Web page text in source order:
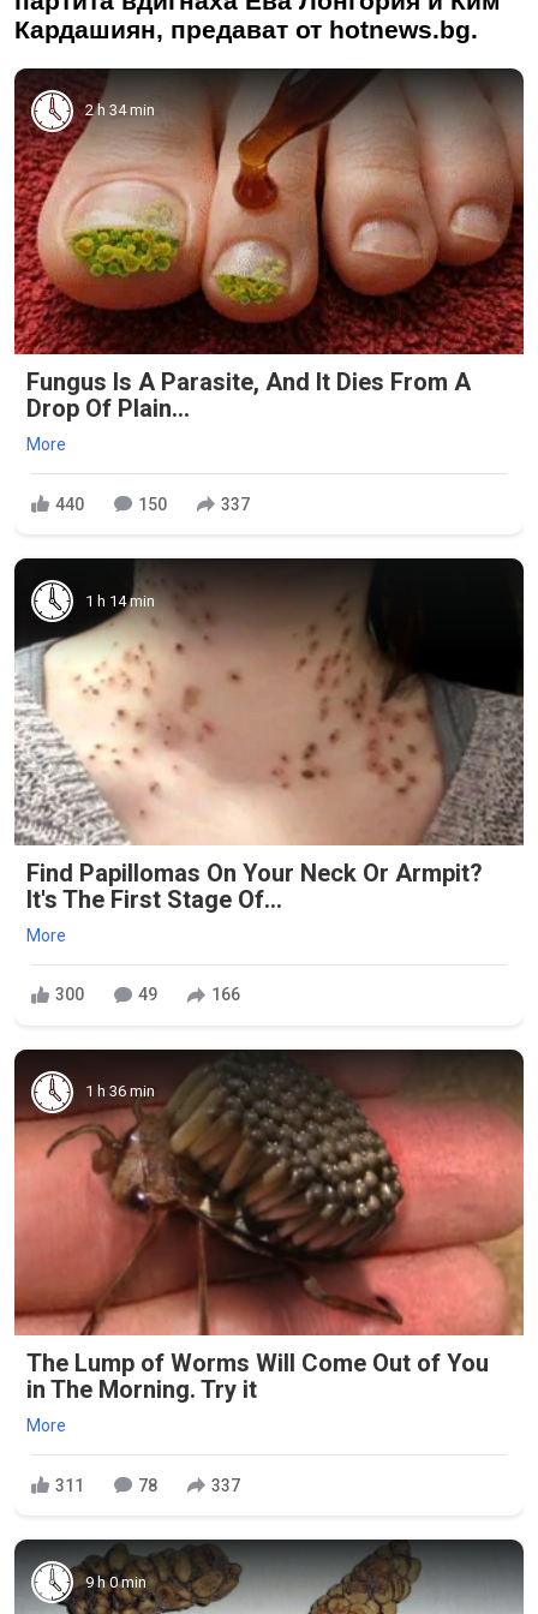
Кардашиян, предават от hotnews.bg.
2 h 34 min
Fungus Is A Parasite, And It Dies From A
Drop Of Plain...
More
440 150 337
1 h 14 min
Find Papillomas On Your Neck Or Armpit?
It's The First Stage Of...
More
300 49 166
1 h 36 min
The Lump of Worms Will Come Out of You
in The Morning. Try it
More
311 78 337
9 h 0 min